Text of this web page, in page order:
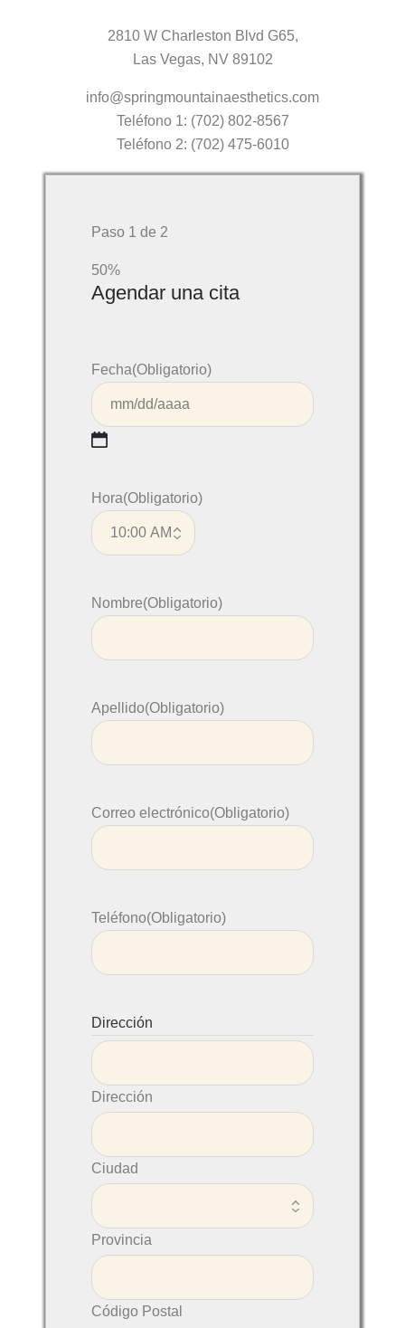
2810 W Charleston Blvd G65,
Las Vegas, NV 89102
info@springmountainaesthetics.com
Teléfono 1: (702) 802-8567
Teléfono 2: (702) 475-6010
Paso 1 de 2
50%
Agendar una cita
Fecha(Obligatorio)
Hora(Obligatorio)
Nombre(Obligatorio)
Apellido(Obligatorio)
Correo electrónico(Obligatorio)
Teléfono(Obligatorio)
Dirección
Dirección
Ciudad
Provincia
Código Postal